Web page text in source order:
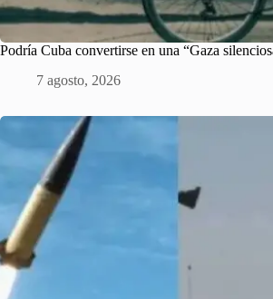
Podría Cuba convertirse en una “Gaza
7 agosto, 2026